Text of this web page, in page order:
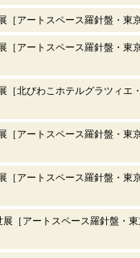
［アートスペース羅針盤・東京
［アートスペース羅針盤・東
［北びわこホテルグラツィエ
［アートスペース羅針盤・東
［アートスペース羅針盤・東
［アートスペース羅針盤・